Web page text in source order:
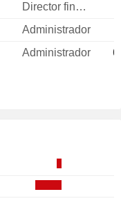
Director financiero
Administrador
Administrador